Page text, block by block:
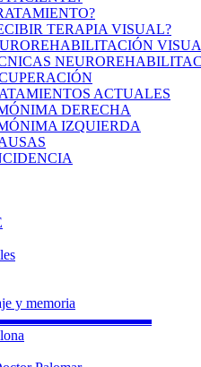
TERAPIA VISUAL?
ACTUALES
DERECHA
IZQUIERDA
y memoria